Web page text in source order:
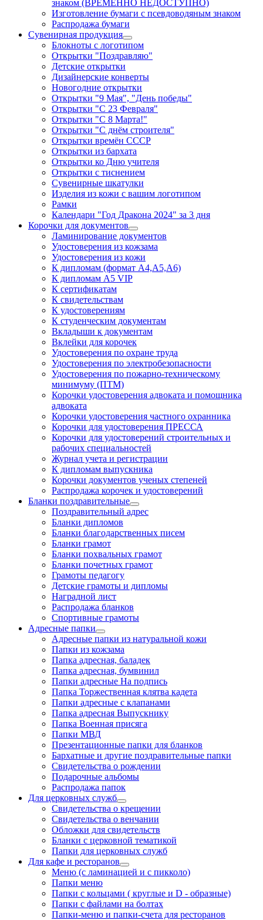
знаком (ВРЕМЕННО НЕДОСТУПНО)
Изготовление бумаги с псевдоводяным знаком
Распродажа бумаги
Сувенирная продукция
Блокноты с логотипом
Открытки "Поздравляю"
Детские открытки
Дизайнерские конверты
Новогодние открытки
Открытки "9 Мая", "День победы"
Открытки "С 23 Февраля"
Открытки "С 8 Марта!"
Открытки "С днём строителя"
Открытки времён СССР
Открытки из бархата
Открытки ко Дню учителя
Открытки с тиснением
Сувенирные шкатулки
Изделия из кожи с вашим логотипом
Рамки
Календари "Год Дракона 2024" за 3 дня
Корочки для документов
Ламинирование документов
Удостоверения из кожзама
Удостоверения из кожи
К дипломам (формат А4,А5,А6)
К дипломам А5 VIP
К сертификатам
К свидетельствам
К удостоверениям
К студенческим документам
Вкладыши к документам
Вклейки для корочек
Удостоверения по охране труда
Удостоверения по электробезопасности
Удостоверения по пожарно-техническому
минимуму (ПТМ)
Корочки удостоверения адвоката и помощника
адвоката
Корочки удостоверения частного охранника
Корочки для удостоверения ПРЕССА
Корочки для удостоверений строительных и
рабочих специальностей
Журнал учета и регистрации
К дипломам выпускника
Корочки документов ученых степеней
Распродажа корочек и удостоверений
Бланки поздравительные
Поздравительный адрес
Бланки дипломов
Бланки благодарственных писем
Бланки грамот
Бланки похвальных грамот
Бланки почетных грамот
Грамоты педагогу
Детские грамоты и дипломы
Наградной лист
Распродажа бланков
Спортивные грамоты
Адресные папки
Адресные папки из натуральной кожи
Папки из кожзама
Папка адресная, баладек
Папка адресная, бумвинил
Папки адресные На подпись
Папка Торжественная клятва кадета
Папки адресные с клапанами
Папка адресная Выпускнику
Папка Военная присяга
Папки МВД
Презентационные папки для бланков
Бархатные и другие поздравительные папки
Свидетельства о рождении
Подарочные альбомы
Распродажа папок
Для церковных служб
Свидетельства о крещении
Свидетельства о венчании
Обложки для свидетельств
Бланки с церковной тематикой
Папки для церковных служб
Для кафе и ресторанов
Меню (с ламинацией и с пикколо)
Папки меню
Папки с кольцами ( круглые и D - образные)
Папки с файлами на болтах
Папки-меню и папки-счета для ресторанов